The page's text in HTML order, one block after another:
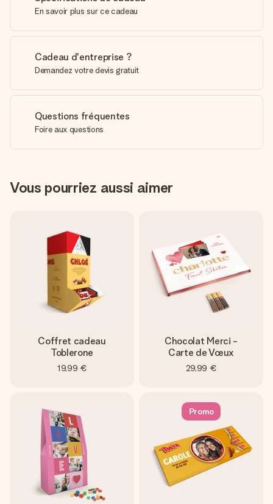
En savoir plus sur ce cadeau
Cadeau d'entreprise ?
Demandez votre devis gratuit
Questions fréquentes
Foire aux questions
Vous pourriez aussi aimer
Coffret cadeau
Toblerone
19,99 €
Chocolat Merci -
Carte de Vœux
29,99 €
Promo